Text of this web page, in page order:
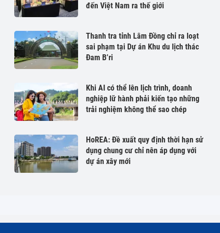
đến Việt Nam ra thế giới
Thanh tra tỉnh Lâm Đồng chỉ ra loạt
sai phạm tại Dự án Khu du lịch thác
Đam B’ri
Khi AI có thể lên lịch trình, doanh
nghiệp lữ hành phải kiến tạo những
trải nghiệm không thể sao chép
HoREA: Đề xuất quy định thời hạn sử
dụng chung cư chỉ nên áp dụng với
dự án xây mới